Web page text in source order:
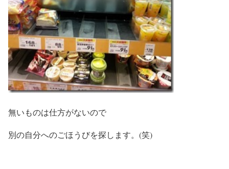
無いものは仕方がないので
別の自分へのごほうびを探します。(笑)